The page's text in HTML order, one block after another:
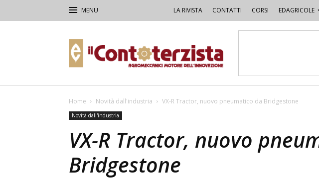
LA RIVISTA CONTATTI CORSI EDAGRICOLE
Contoterzista
Home Novità dall'industria VX-R Tractor, nuovo pneumatico da Bridgestone
Novità dall'industria
VX-R Tractor, nuovo
Bridgestone